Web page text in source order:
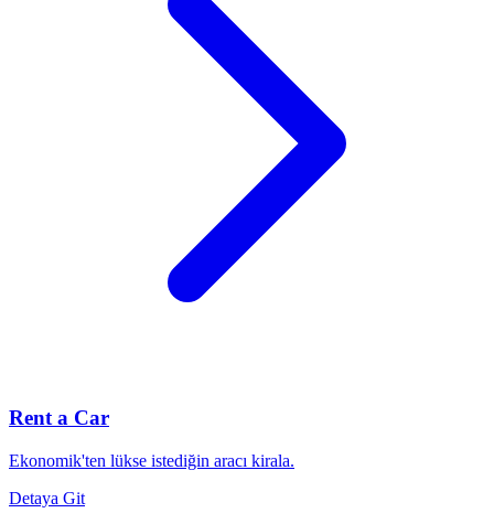
Rent a Car
Ekonomik'ten lükse istediğin aracı kirala.
Detaya Git